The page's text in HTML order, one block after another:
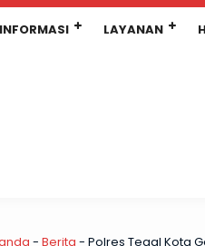
INFORMASI LAYANAN
- Berita - Polres Tegal Kota